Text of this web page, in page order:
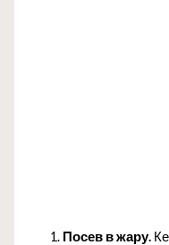
Посев в жару.